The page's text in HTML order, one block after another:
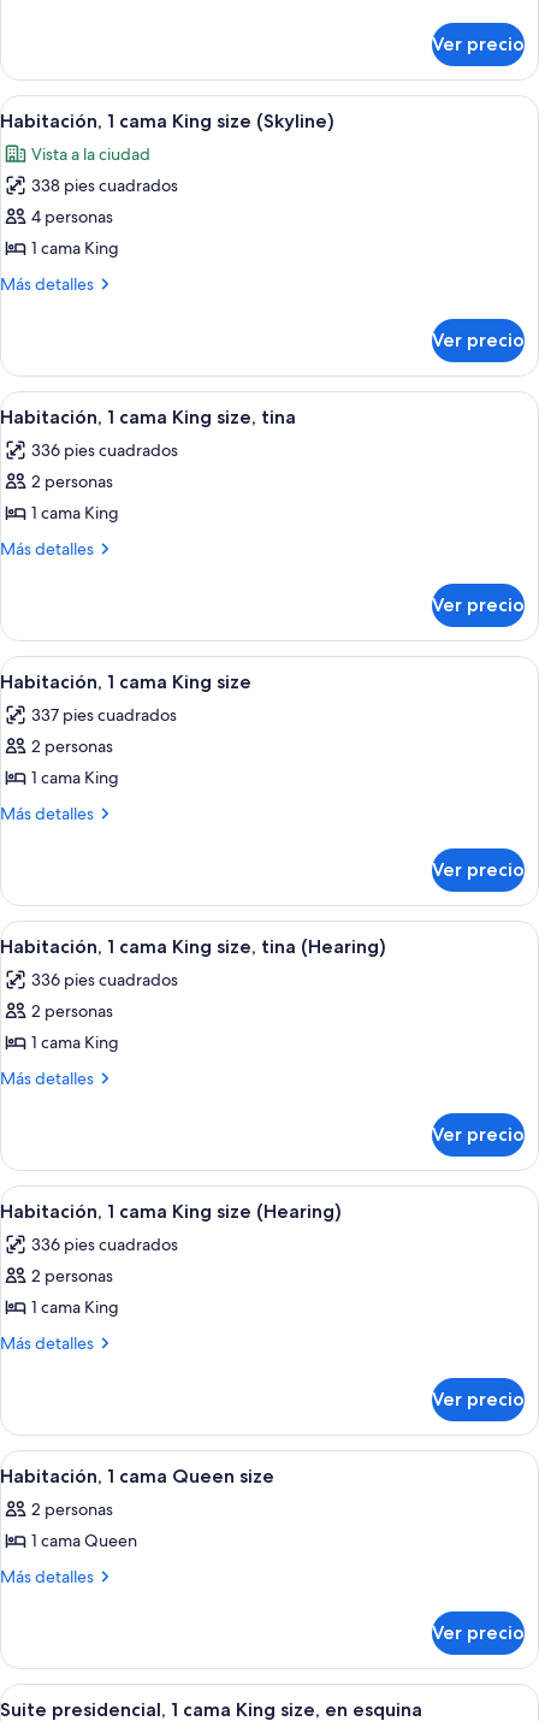
matrimoniales
(Hearing)
2
camas
matrimoniales
Ver precio
Abrir
todas
las
fotos
de
Habitación,
1
size
(Skyline)
Una habitación de hotel con una
8
Habitación, 1 cama King size (Skyline)
Vista a la ciudad
338 pies cuadrados
4 personas
1 cama King
Más detalles
Más
1
cama
King
(Skyline)
Ver precio
Abrir
todas
las
fotos
de
Habitación,
King
size,
tina
Una habitación de hotel con una
10
Habitación, 1 cama King size, tina
336 pies cuadrados
2 personas
1 cama King
Más detalles
Más
1
cama
King
tina
Ver precio
Abrir
todas
las
fotos
de
Habitación,
King
size
Una habitación de hotel con una
8
Habitación, 1 cama King size
337 pies cuadrados
2 personas
1 cama King
Más detalles
Más
1
cama
King
Ver precio
Abrir
todas
las
fotos
de
Habitación,
King
size,
tina
(Hearing)
Una habitación de hotel con una
8
Habitación, 1 cama King size, tina (Hearing)
336 pies cuadrados
2 personas
1 cama King
Más detalles
Más
1
cama
King
tina
(Hearing)
Ver precio
Abrir
todas
las
fotos
de
Habitación,
King
size
(Hearing)
Una habitación de hotel con una
8
Habitación, 1 cama King size (Hearing)
336 pies cuadrados
2 personas
1 cama King
Más detalles
Más
1
cama
King
(Hearing)
Ver precio
Abrir
todas
las
fotos
de
cama
Queen
size
Habitación de hotel con una cama
6
Habitación, 1 cama Queen size
2 personas
1 cama Queen
Más detalles
Más
1
cama
Queen
Ver precio
Abrir
Una cama con dosel de madera,
19
Suite presidencial, 1 cama King size, en esquina